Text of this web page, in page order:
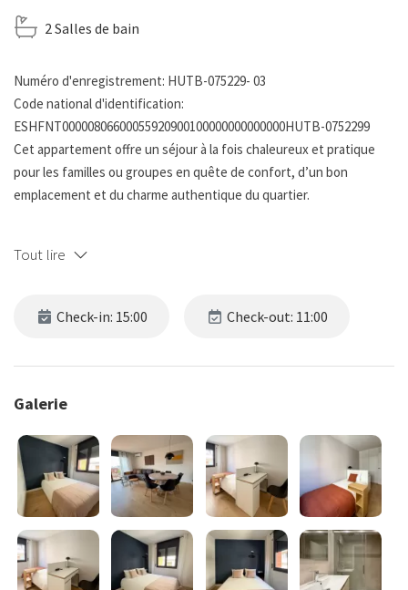
2 Salles de bain
Numéro d'enregistrement: HUTB-075229- 03
Code national d'identification:
ESHFNT00000806600055920900100000000000000HUTB-0752299
Cet appartement offre un séjour à la fois chaleureux et pratique
pour les familles ou groupes en quête de confort, d’un bon
emplacement et du charme authentique du quartier.
de Lesseps—toutes deux sur la ligne L3—il permet un accès facile
trouvent la Casa Batlló et de nombreuses boutiques, ainsi qu’à la
cuisine entièrement équipée (avec four, plaques de cuisson, micro-
ondes, réfrigérateur, lave-vaisselle, cafetière et ustensiles de
base) et d’une belle luminosité naturelle. Le salon et la salle à
manger s’ouvrent sur un balcon ensoleillé, tandis que le patio offre
un espace extérieur paisible pour le petit-déjeuner ou la détente
en soirée.
Tout lire
Check-in: 15:00 Check-out: 11:00
Galerie